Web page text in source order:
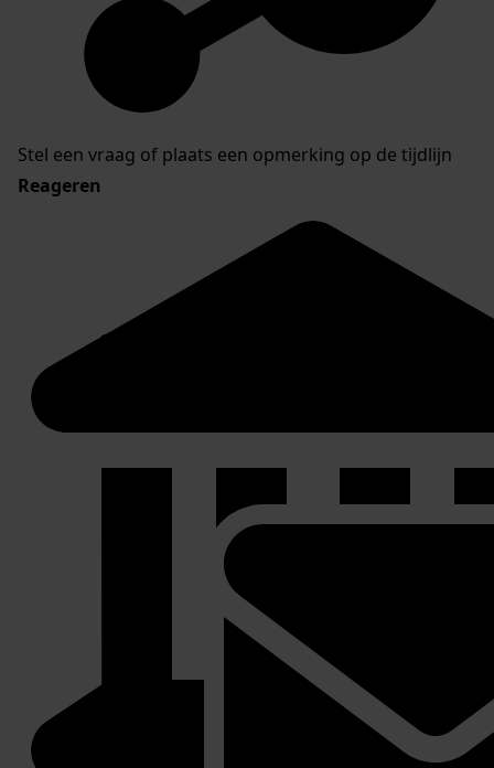
Stel een vraag of plaats een opmerking op de tijdlijn
Reageren